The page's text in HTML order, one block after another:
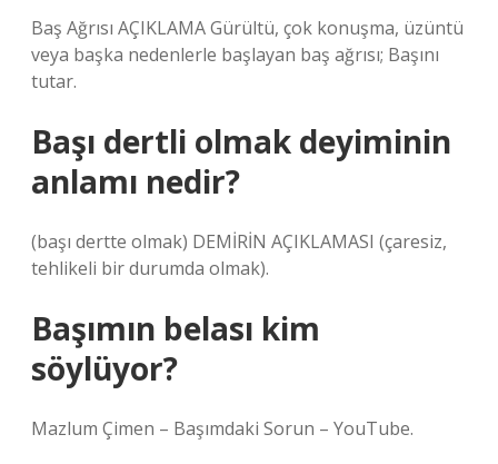
Baş Ağrısı AÇIKLAMA Gürültü, çok konuşma, üzüntü
veya başka nedenlerle başlayan baş ağrısı; Başını
tutar.
Başı dertli olmak deyiminin
anlamı nedir?
(başı dertte olmak) DEMİRİN AÇIKLAMASI (çaresiz,
tehlikeli bir durumda olmak).
Başımın belası kim
söylüyor?
Mazlum Çimen – Başımdaki Sorun – YouTube.